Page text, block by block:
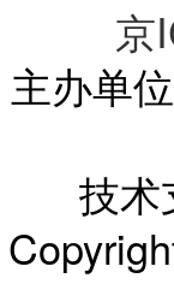
京
主办单
技